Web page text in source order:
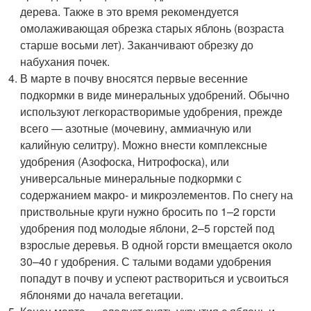
дерева. Также в это время рекомендуется
омолаживающая обрезка старых яблонь (возраста
старше восьми лет). Заканчивают обрезку до
набухания почек.
В марте в почву вносятся первые весенние
подкормки в виде минеральных удобрений. Обычно
используют легкорастворимые удобрения, прежде
всего — азотные (мочевину, аммиачную или
калийную селитру). Можно внести комплексные
удобрения (Азофоска, Нитрофоска), или
универсальные минеральные подкормки с
содержанием макро- и микроэлементов. По снегу на
приствольные круги нужно бросить по 1–2 горсти
удобрения под молодые яблони, 2–5 горстей под
взрослые деревья. В одной горсти вмещается около
30–40 г удобрения. С талыми водами удобрения
попадут в почву и успеют раствориться и усвоиться
яблонями до начала вегетации.